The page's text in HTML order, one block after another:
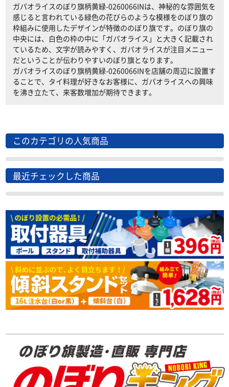
ガパオライスのぼり旗柄黄緑-0260066INは、神秘的な雰囲気を
感じると言われている緑色の花びらのような模様をのぼり旗の
枠組みに使用したデザインが特徴ののぼり旗です。のぼり旗の
中央には、白色の枠の中に「ガパオライス」と大きく記載され
ているため、文字が読みやすく、ガパオライスが注目メニュー
だということが伝わりやすいのぼり旗となります。
ガパオライスのぼり旗柄黄緑-0260066INを店舗の周辺に設置す
ることで、タイ料理が好きなお客様に、ガパオライスへの興味
を沸き立たて、来客数増加が期待できます。
このカテゴリの人気商品
最近チェックした商品